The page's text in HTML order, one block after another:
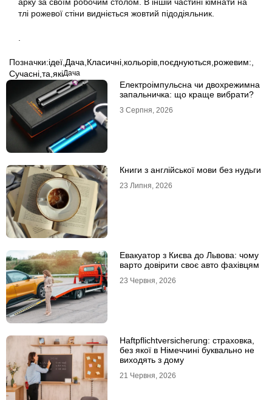
арку за своїм робочим столом. В іншій частині кімнати на
тлі рожевої стіни видніється жовтий підодіяльник.
.
Позначки:ідеї,Дача,Класичні,кольорів,поєднуються,рожевим:,
Сучасні,та,якіДача
Електроімпульсна чи двохрежимна
запальничка: що краще вибрати?
3 Серпня, 2026
Книги з англійської мови без нудьги
23 Липня, 2026
Евакуатор з Києва до Львова: чому
варто довірити своє авто фахівцям
23 Червня, 2026
Haftpflichtversicherung: страховка,
без якої в Німеччині буквально не
виходять з дому
21 Червня, 2026